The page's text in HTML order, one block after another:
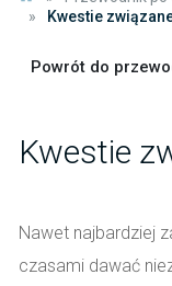
»
Kwestie
Powrót do
Kwestie
Nawet najbardziej
czasami dawać